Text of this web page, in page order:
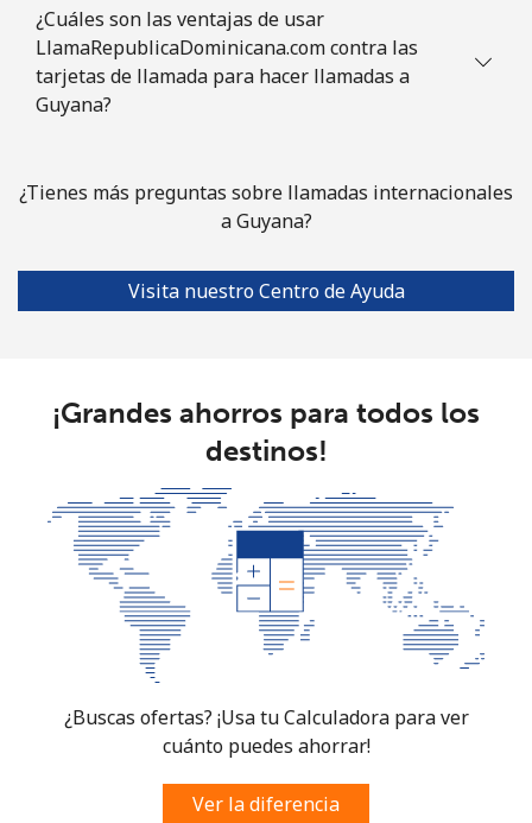
Guinea Bissau
Línea fija ⁦69.5¢⁩ 7 min por ⁦€5⁩
Guyana
⁦€5⁩
Mobile -
⁦25.9¢⁩
19 min por
⁦€5⁩
⁦5¢⁩
¿Cuáles son las ventajas de usar
LlamaRepublicaDominicana.com contra las
tarjetas de llamada para hacer llamadas a
Guyana?
¿Tienes más preguntas sobre llamadas internacionales
a Guyana?
Visita nuestro Centro de Ayuda
¡Grandes ahorros para todos los
destinos!
¿Buscas ofertas? ¡Usa tu Calculadora para ver
cuánto puedes ahorrar!
Ver la diferencia